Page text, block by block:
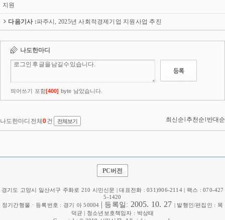
지원
다음기사 :파주시, 2025년 사회적경제기업 지원사업 추진
PC버전
경기도 고양시 일산서구 주화로 210 시민신문 | 대표전화 : 031)906-2114 | 팩스 : 070-427
5-1420
정기간행물ㆍ등록번호 : 경기 아 50004 | 등록일: 2005. 10. 27 | 발행인/편집인 : 목
덕균 | 청소년보호책임자 : 박상태